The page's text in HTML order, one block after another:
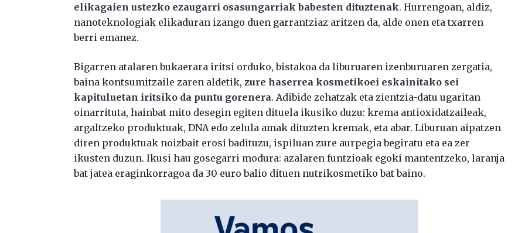
elikagaien ustezko ezaugarri osasungarriak babesten dituztenak. Hurrengoan, aldiz,
nanoteknologiak elikaduran izango duen garrantziaz aritzen da, alde onen eta txarren
berri emanez.
Bigarren atalaren bukaerara iritsi orduko, bistakoa da liburuaren izenburuaren zergatia,
baina kontsumitzaile zaren aldetik,zure haserrea kosmetikoei eskainitako sei
kapituluetan iritsiko da puntu gorenera. Adibide zehatzak eta zientzia-datu ugaritan
oinarrituta, hainbat mito desegin egiten dituela ikusiko duzu: krema antioxidatzaileak,
argaltzeko produktuak, DNA edo zelula amak dituzten kremak, eta abar. Liburuan aipatzen
diren produktuak noizbait erosi badituzu, ispiluan zure aurpegia begiratu eta ea zer
ikusten duzun. Ikusi hau gosegarri modura: azalaren funtzioak egoki mantentzeko, laranja
bat jatea eraginkorragoa da 30 euro balio dituen nutrikosmetiko bat baino.